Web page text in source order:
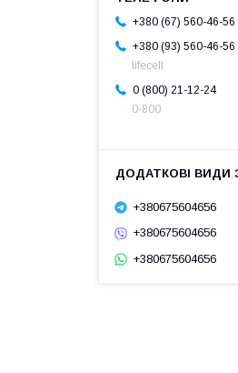
+380 (67) 560-46-56
+380 (93) 560-46-56
lifecell
0 (800) 21-12-24
0-800
+380675604656
+380675604656
+380675604656